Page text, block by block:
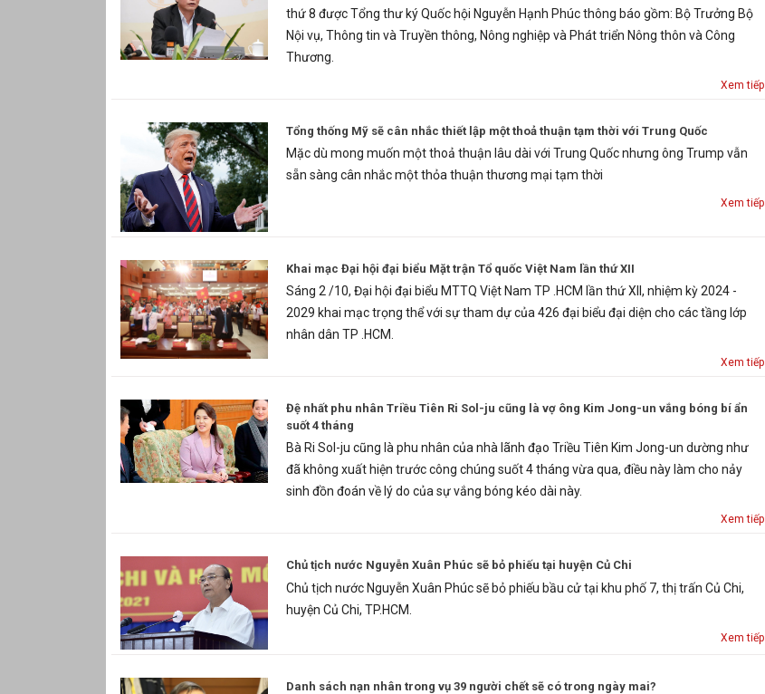
thứ 8 được Tổng thư ký Quốc hội Nguyễn Hạnh Phúc thông báo gồm: Bộ Trưởng Bộ
Nội vụ, Thông tin và Truyền thông, Nông nghiệp và Phát triển Nông thôn và Công
Thương.
Xem tiếp
Tổng thống Mỹ sẽ cân nhắc thiết lập một thoả thuận tạm thời với Trung Quốc
Mặc dù mong muốn một thoả thuận lâu dài với Trung Quốc nhưng ông Trump vẫn
sẵn sàng cân nhắc một thỏa thuận thương mại tạm thời
Xem tiếp
Khai mạc Đại hội đại biểu Mặt trận Tổ quốc Việt Nam lần thứ XII
Sáng 2 /10, Đại hội đại biểu MTTQ Việt Nam TP .HCM lần thứ XII, nhiệm kỳ 2024 -
2029 khai mạc trọng thể với sự tham dự của 426 đại biểu đại diện cho các tầng lớp
nhân dân TP .HCM.
Xem tiếp
Đệ nhất phu nhân Triều Tiên Ri Sol-ju cũng là vợ ông Kim Jong-un vắng bóng bí ẩn
suốt 4 tháng
Bà Ri Sol-ju cũng là phu nhân của nhà lãnh đạo Triều Tiên Kim Jong-un dường như
đã không xuất hiện trước công chúng suốt 4 tháng vừa qua, điều này làm cho nảy
sinh đồn đoán về lý do của sự vắng bóng kéo dài này.
Xem tiếp
Chủ tịch nước Nguyễn Xuân Phúc sẽ bỏ phiếu tại huyện Củ Chi
Chủ tịch nước Nguyễn Xuân Phúc sẽ bỏ phiếu bầu cử tại khu phố 7, thị trấn Củ Chi,
huyện Củ Chi, TP.HCM.
Xem tiếp
Danh sách nạn nhân trong vụ 39 người chết sẽ có trong ngày mai?